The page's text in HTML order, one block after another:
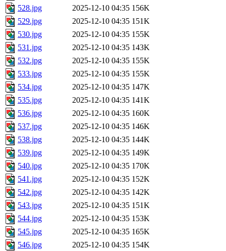
528.jpg
2025-12-10 04:35 156K
529.jpg
2025-12-10 04:35 151K
530.jpg
2025-12-10 04:35 155K
531.jpg
2025-12-10 04:35 143K
532.jpg
2025-12-10 04:35 155K
533.jpg
2025-12-10 04:35 155K
534.jpg
2025-12-10 04:35 147K
535.jpg
2025-12-10 04:35 141K
536.jpg
2025-12-10 04:35 160K
537.jpg
2025-12-10 04:35 146K
538.jpg
2025-12-10 04:35 144K
539.jpg
2025-12-10 04:35 149K
540.jpg
2025-12-10 04:35 170K
541.jpg
2025-12-10 04:35 152K
542.jpg
2025-12-10 04:35 142K
543.jpg
2025-12-10 04:35 151K
544.jpg
2025-12-10 04:35 153K
545.jpg
2025-12-10 04:35 165K
546.jpg
2025-12-10 04:35 154K